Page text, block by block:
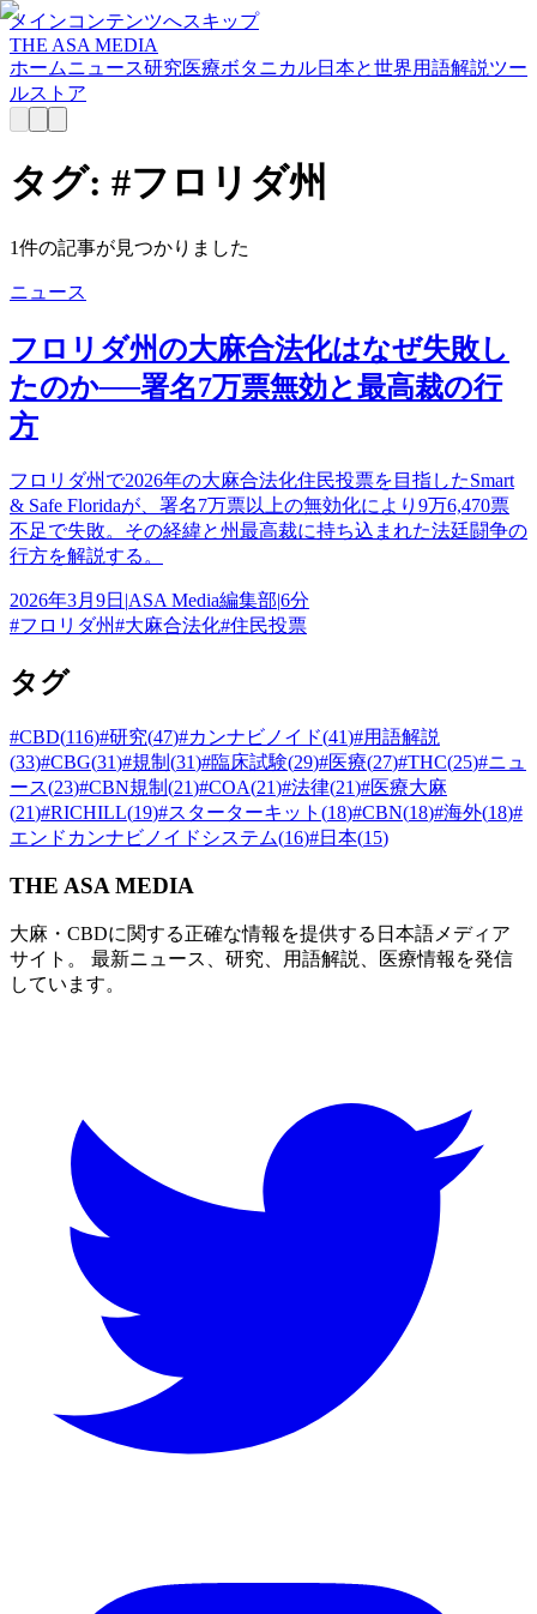
メインコンテンツへスキップ
THE ASA MEDIA
ホームニュース研究医療ボタニカル日本と世界用語解説ツー
ルストア
タグ: #フロリダ州
1件の記事が見つかりました
ニュース
フロリダ州の大麻合法化はなぜ失敗し
たのか──署名7万票無効と最高裁の行
方
フロリダ州で2026年の大麻合法化住民投票を目指したSmart
& Safe Floridaが、署名7万票以上の無効化により9万6,470票
不足で失敗。その経緯と州最高裁に持ち込まれた法廷闘争の
行方を解説する。
2026年3月9日 |ASA Media編集部|6分
#フロリダ州#大麻合法化#住民投票
タグ
#CBD(116)#研究(47)#カンナビノイド(41)#用語解説
(33)#CBG(31)#規制 (31)#臨床試験(29)#医療(27)#THC(25)#ニュ
ース(23)#CBN規制 (21)#COA(21)#法律(21)#医療大麻
(21)#RICHILL(19)#スターターキット (18)#CBN(18)#海外(18)#
エンドカンナビノイドシステム(16)#日本(15)
THE ASA MEDIA
大麻・CBDに関する正確な情報を提供する日本語メディア
サイト。 最新ニュース、研究、用語解説、医療情報を発信
しています。